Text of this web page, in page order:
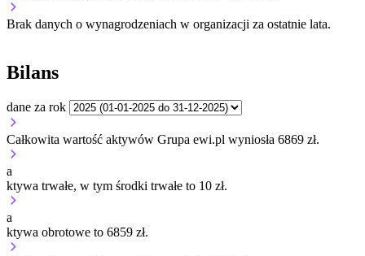
Brak danych o wynagrodzeniach w organizacji za ostatnie lata.
Bilans
dane za rok
Całkowita wartość aktywów Grupa ewi.pl wyniosła 6869 zł.
a
ktywa trwałe, w tym środki trwałe to 10 zł.
a
ktywa obrotowe to 6859 zł.